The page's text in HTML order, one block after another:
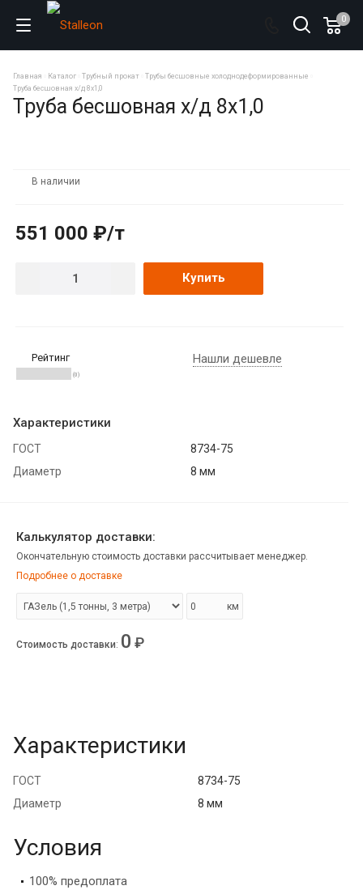
0
Главная Каталог Трубный прокат
Трубы бесшовные холоднодеформированные
Труба бесшовная х/д 8х1,0
Труба бесшовная х/д 8х1,0
В наличии
551 000 ₽/т
Купить
Рейтинг
(0)
Нашли дешевле
Характеристики
ГОСТ
8734-75
Диаметр
8 мм
Калькулятор доставки:
Окончательную стоимость доставки рассчитывает менеджер.
Подробнее о доставке
км
Стоимость доставки: 0 ₽
Характеристики
ГОСТ
8734-75
Диаметр
8 мм
Условия
100% предоплата